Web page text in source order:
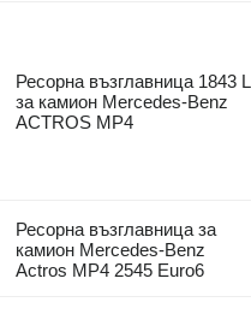
Ресорна възглавница 1843 L
за камион Mercedes-Benz
ACTROS MP4
Ресорна възглавница за
камион Mercedes-Benz
Actros MP4 2545 Euro6